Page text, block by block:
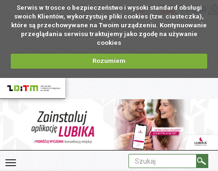
Serwis w trosce o bezpieczeństwo i wysoki standard obsługi
swoich Klientów, wykorzystuje pliki cookies (tzw. ciasteczka),
które są przechowywane na Twoim urządzeniu. Kontynuowanie
przeglądania serwisu traktujemy jako zgodę na używanie
cookies
Rozumiem
PL